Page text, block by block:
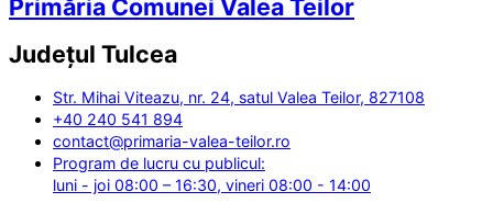
Primăria Comunei Valea Teilor
Județul Tulcea
Str. Mihai Viteazu, nr. 24, satul Valea Teilor, 827108
+40 240 541 894
contact@primaria-valea-teilor.ro
Program de lucru cu publicul:
luni - joi 08:00 – 16:30, vineri 08:00 - 14:00